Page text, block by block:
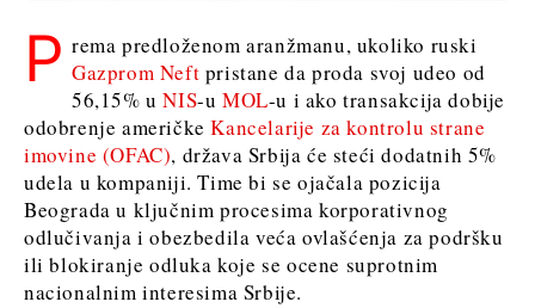
P rema predloženom aranžmanu, ukoliko ruski
Gazprom Neft pristane da proda svoj udeo od
56,15% uNIS-u MOL-u i ako transakcija dobije
odobrenje američkeKancelarije za kontrolu strane
imovine (OFAC), država Srbija će steći dodatnih 5%
udela u kompaniji. Time bi se ojačala pozicija
Beograda u ključnim procesima korporativnog
odlučivanja i obezbedila veća ovlašćenja za podršku
ili blokiranje odluka koje se ocene suprotnim
nacionalnim interesima Srbije.